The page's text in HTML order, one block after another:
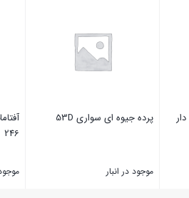
پرده جیوه ای سواری 53D
موجود در انبار
246